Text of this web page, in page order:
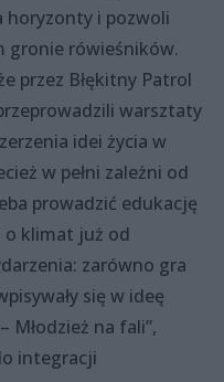
horyzonty i pozwoli
gronie rówieśników.
przez Błękitny Patrol
warsztaty
idei życia w
w pełni zależni od
prowadzić edukację
o klimat już od
zarówno gra
się w ideę
Młodzież na fali”,
integracji